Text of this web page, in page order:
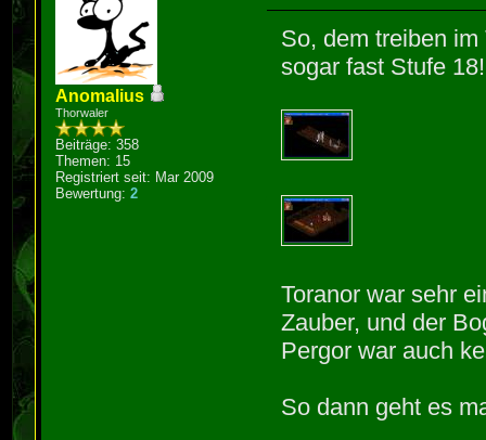
Anomalius
Thorwaler
Beiträge: 358
Themen: 15
Registriert seit: Mar 2009
Bewertung:2
So, dem treiben
sogar fast Stufe
Toranor war sehr
Zauber, und der
Pergor war auch
So dann geht es